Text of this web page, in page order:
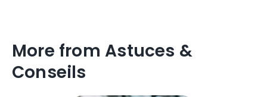
More from Astuces &
Conseils